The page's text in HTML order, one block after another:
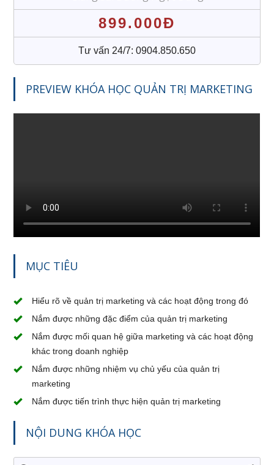
899.000Đ
Tư vấn 24/7: 0904.850.650
PREVIEW KHÓA HỌC QUẢN TRỊ MARKETING
MỤC TIÊU
Hiểu rõ về quản trị marketing và các hoạt động trong đó
Nắm được những đặc điểm của quản trị marketing
Nắm được mối quan hệ giữa marketing và các hoạt động
khác trong doanh nghiệp
Nắm được những nhiệm vụ chủ yếu của quản trị
marketing
Nắm được tiến trình thực hiện quản trị marketing
NỘI DUNG KHÓA HỌC